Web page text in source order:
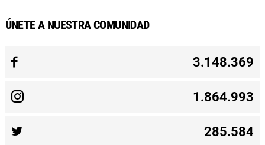
ÚNETE A NUESTRA COMUNIDAD
3.148.369
1.864.993
285.584